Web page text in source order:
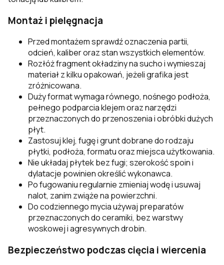
Montaż i pielęgnacja
Przed montażem sprawdź oznaczenia partii,
odcień, kaliber oraz stan wszystkich elementów.
Rozłóż fragment okładziny na sucho i wymieszaj
materiał z kilku opakowań, jeżeli grafika jest
zróżnicowana.
Duży format wymaga równego, nośnego podłoża,
pełnego podparcia klejem oraz narzędzi
przeznaczonych do przenoszenia i obróbki dużych
płyt.
Zastosuj klej, fugę i grunt dobrane do rodzaju
płytki, podłoża, formatu oraz miejsca użytkowania.
Nie układaj płytek bez fugi; szerokość spoin i
dylatacje powinien określić wykonawca.
Po fugowaniu regularnie zmieniaj wodę i usuwaj
nalot, zanim zwiąże na powierzchni.
Do codziennego mycia używaj preparatów
przeznaczonych do ceramiki, bez warstwy
woskowej i agresywnych drobin.
Bezpieczeństwo podczas cięcia i wiercenia